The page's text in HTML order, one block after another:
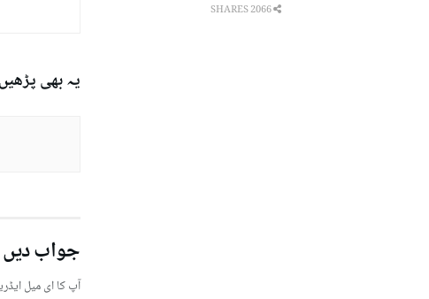
یہ بھی
جواب دیں
آپ کا ای میل